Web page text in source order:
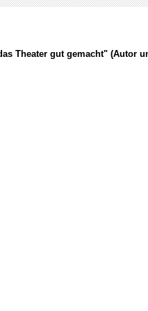
Theater gut gemacht" (Autor